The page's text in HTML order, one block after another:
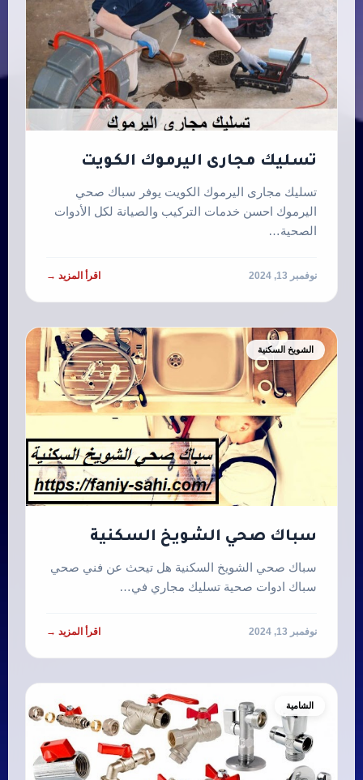
تسليك مجارى اليرموك الكويت
تسليك مجارى اليرموك الكويت يوفر سباك صحي
اليرموك احسن خدمات التركيب والصيانة لكل الأدوات
الصحية…
نوفمبر 13, 2024 اقرأ المزيد →
الشويخ السكنية
سباك صحي الشويخ السكنية
سباك صحي الشويخ السكنية هل تيحث عن فني صحي
سباك ادوات صحية تسليك مجاري في…
نوفمبر 13, 2024 اقرأ المزيد →
الشامية